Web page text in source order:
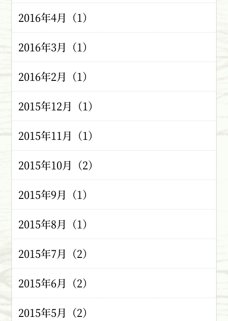
2016年4月（1）
2016年3月（1）
2016年2月（1）
2015年12月（1）
2015年11月（1）
2015年10月（2）
2015年9月（1）
2015年8月（1）
2015年7月（2）
2015年6月（2）
2015年5月（2）